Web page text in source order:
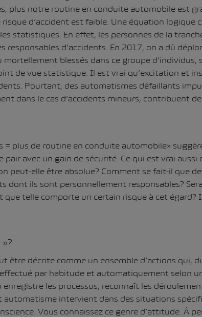
plus notre routine en conduite automobile est
d’accident est faible. Une équation logique
statistiques. En effet, les personnes de la
responsables d’accidents. En 2017, on a dû
blessés dans ce groupe d’individus,
de vue statistique. Il est vrai qu’excitation et
Pourtant, des automatismes défaillants
dans le cas d’accidents mineurs, contribuent
= plus de routine en conduite automobile»
avec un gain de sécurité. Ce qui est vrai aussi
peut-elle être absolue? Comment se fait-il que
dont ils sont personnellement responsables?
telle comporte un certain risque à cet égard?
être décrite comme un ensemble d’actions qui,
par habitude et automatiquement selon
les processus, reconnaît les
automatisme intervient dans des situations
Vous connaissez ce genre d’attitude. À